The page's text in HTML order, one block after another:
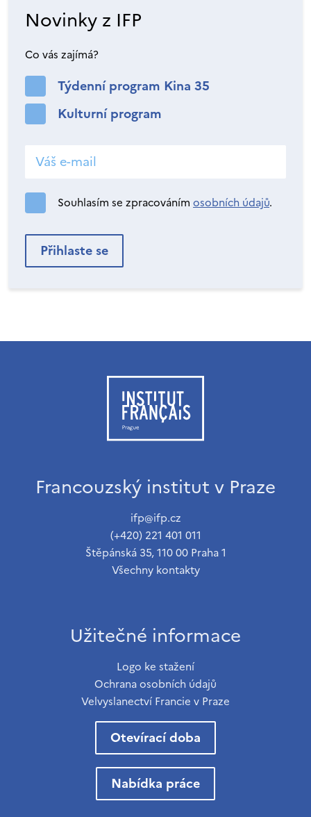
Novinky z IFP
Co vás zajímá?
Týdenní program Kina 35
Kulturní program
Souhlasím se zpracováním osobních údajů.
Francouzský institut v Praze
ifp@ifp.cz
(+420) 221 401 011
Štěpánská 35, 110 00 Praha 1
Všechny kontakty
Užitečné informace
Logo ke stažení
Ochrana osobních údajů
Velvyslanectví Francie v Praze
Otevírací doba
Nabídka práce